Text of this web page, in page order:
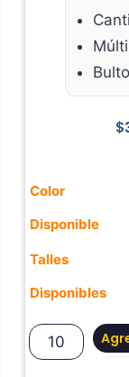
$
Color
Disponible
Talles
Disponibles